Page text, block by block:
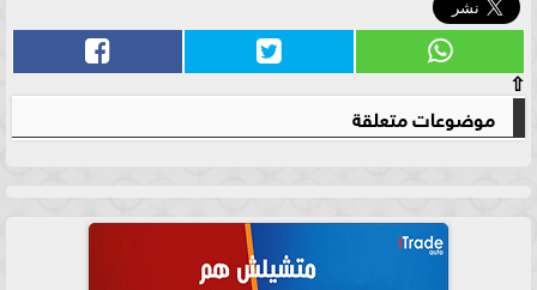
⇧
موضوعات متعلقة